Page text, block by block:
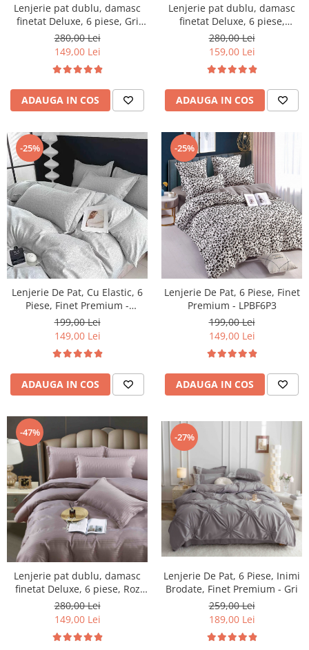
Lenjerie pat dublu, damasc
finetat Deluxe, 6 piese, Gri
Deschis
280,00 Lei
149,00 Lei
ADAUGA IN COS
Lenjerie pat dublu, damasc
finetat Deluxe, 6 piese,
cearceaf pat cu elastic,
Sampanie
280,00 Lei
159,00 Lei
ADAUGA IN COS
-25%
Lenjerie De Pat, Cu Elastic, 6
Piese, Finet Premium -
LPBF6PE24
199,00 Lei
149,00 Lei
ADAUGA IN COS
-25%
Lenjerie De Pat, 6 Piese, Finet
Premium - LPBF6P3
199,00 Lei
149,00 Lei
ADAUGA IN COS
-47%
Lenjerie pat dublu, damasc
finetat Deluxe, 6 piese, Roz
Inchis
280,00 Lei
149,00 Lei
-27%
Lenjerie De Pat, 6 Piese, Inimi
Brodate, Finet Premium - Gri
259,00 Lei
189,00 Lei